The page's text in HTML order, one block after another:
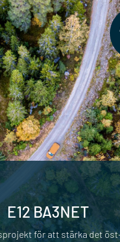
E12 BA3NET
för att stärka det